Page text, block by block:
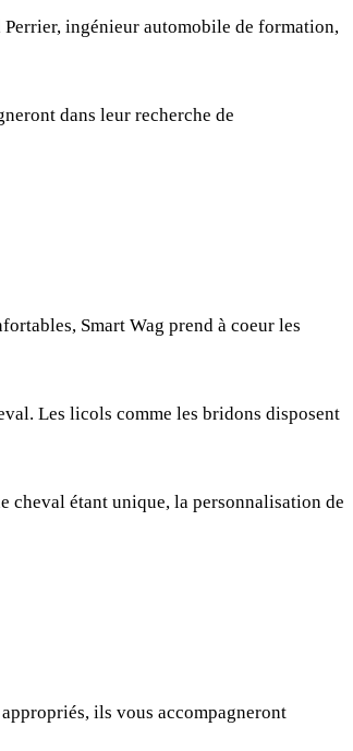
Perrier, ingénieur automobile de formation,
dans leur recherche de
Smart Wag prend à coeur les
Les licols comme les bridons disposent
cheval étant unique, la personnalisation de
ils vous accompagneront